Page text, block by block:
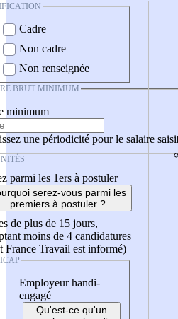
Cadre
Non cadre
Non renseignée
BRUT MINIMUM
minimum
une périodicité pour le salaire saisi
parmi les 1ers à postuler
serez-vous parmi les
premiers à postuler ?
de plus de 15 jours,
moins de 4 candidatures
France Travail est informé)
Employeur handi-
engagé
Qu'est-ce qu'un